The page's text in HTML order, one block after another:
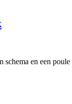
en een